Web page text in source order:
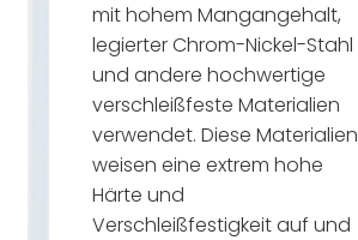
mit hohem Mangangehalt,
legierter Chrom-Nickel-Stahl
und andere hochwertige
verschleißfeste Materialien
verwendet. Diese Materialien
weisen eine extrem hohe
Härte und
Verschleißfestigkeit auf und